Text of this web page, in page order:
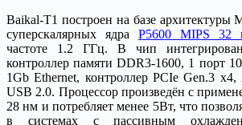
Baikal-Т1 построен на базе архитектуры
суперскалярных ядра P5600 MIPS 32
частоте 1.2 ГГц. В чип
контроллер памяти DDR3-1600, 1 порт
1Gb Ethernet, контроллер PCIe Gen.3
USB 2.0. Процессор произведён с
28 нм и потребляет менее 5Вт, что
в системах с пассивным